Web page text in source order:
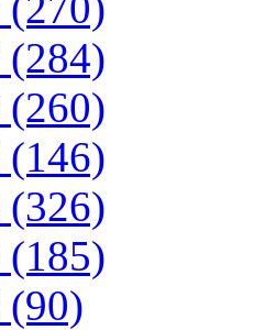
(284)
(260)
(146)
(326)
(185)
(90)